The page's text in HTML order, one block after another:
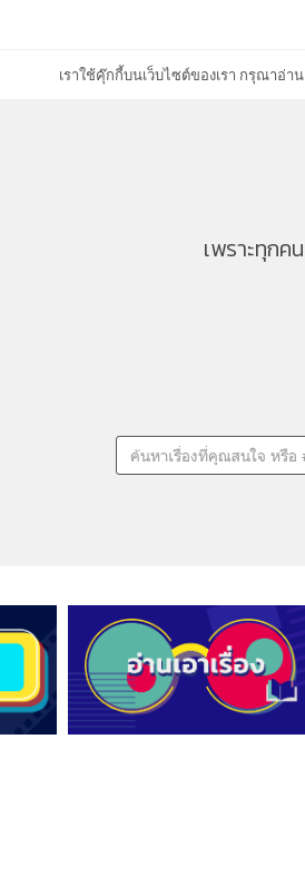
เราใช้คุ๊กกี้บนเว็บไซต์ของเรา กรุณาอ่า
เพราะทุกค